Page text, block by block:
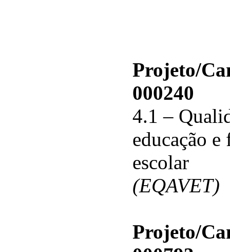
Projeto/
000240
4.1 –
educação e
escolar
(EQAVET)
Projeto/